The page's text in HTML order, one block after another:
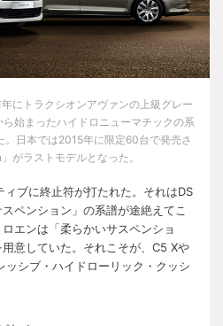
年にトラクシオンアヴァンの上級グレー
ら始まったハイドロニューマチックの系
。日本では2015年に限定60台で発売さ
」がラストモデルとなった。
ブに終止符が打たれた。それはDS
ペンション」の系譜が途絶えてこ
エンは「柔らかいサスペンショ
意していた。それこそが、 C5 Xや
ッシブ・ハイドローリック・クッシ